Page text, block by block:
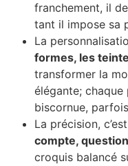
franchement, il
tant il impose sa
La
formes, les
transformer la
élégante;
biscornue,
La précision,
compte,
croquis balancé